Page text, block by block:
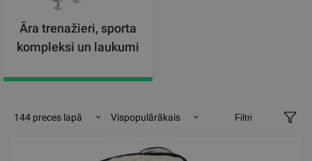
Āra trenažieri, sporta
kompleksi un laukumi
144 preces lapā Vispopulārākais Filtri